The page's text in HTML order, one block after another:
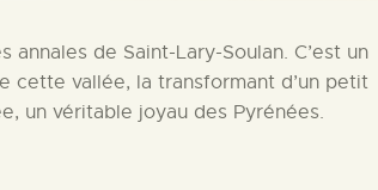
annales de Saint-Lary-Soulan. C’est un
cette vallée, la transformant d’un petit
un véritable joyau des Pyrénées.